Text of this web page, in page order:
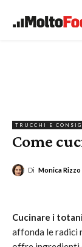
TRUCCHI E
Come
Di Monica Rizzo
Cucinare i
affonda le radici